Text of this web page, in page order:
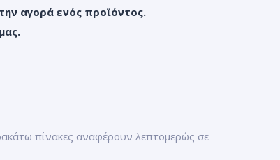
αγορά ενός προϊόντος.
πίνακες αναφέρουν λεπτομερώς σε